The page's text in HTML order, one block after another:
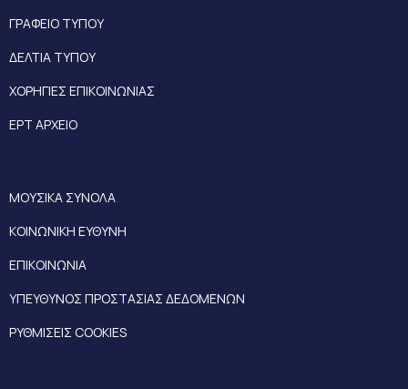
ΓΡΑΦΕΙΟ ΤΥΠΟΥ
ΔΕΛΤΙΑ ΤΥΠΟΥ
ΧΟΡΗΓΙΕΣ ΕΠΙΚΟΙΝΩΝΙΑΣ
ΕΡΤ ΑΡΧΕΙΟ
ΜΟΥΣΙΚΑ ΣΥΝΟΛΑ
ΚΟΙΝΩΝΙΚΗ ΕΥΘΥΝΗ
ΕΠΙΚΟΙΝΩΝΙΑ
ΥΠΕΥΘΥΝΟΣ ΠΡΟΣΤΑΣΙΑΣ ΔΕΔΟΜΕΝΩΝ
ΡΥΘΜΙΣΕΙΣ COOKIES